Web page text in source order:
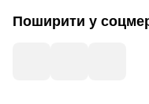
Поширити у